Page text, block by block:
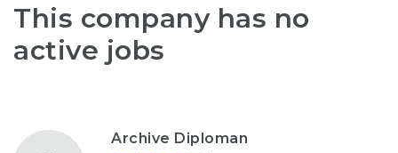
This company has no
active jobs
Archive Diploman